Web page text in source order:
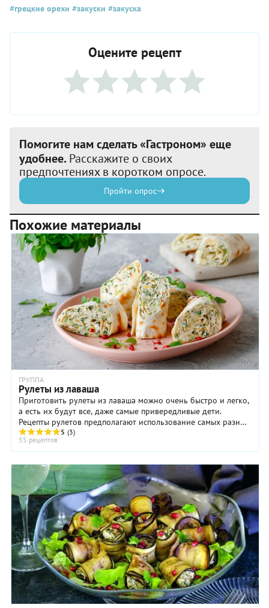
#грецкие орехи #закуски #закуска
Оцените рецепт
Помогите нам сделать «Гастроном» еще
удобнее. Расскажите о своих
предпочтениях в коротком опросе.
Пройти опрос
Похожие материалы
ГРУППА
Рулеты из лаваша
Приготовить рулеты из лаваша можно очень быстро и легко,
а есть их будут все, даже самые привередливые дети.
Рецепты рулетов предполагают использование самых разных
ингредиентов для начинки и ...
5 (3)
55 рецептов